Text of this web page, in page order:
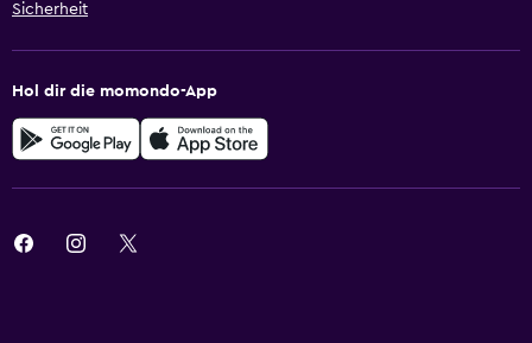
Sicherheit
Hol dir die momondo-App